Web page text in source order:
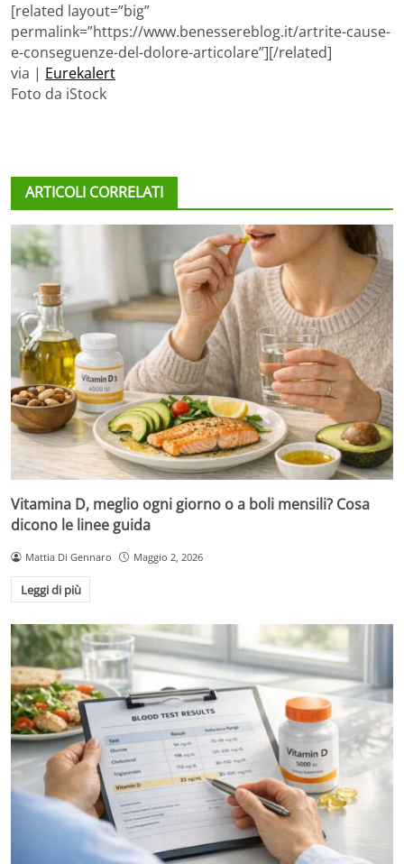
[related layout=”big”
permalink=”https://www.benessereblog.it/artrite-cause-
e-conseguenze-del-dolore-articolare”][/related]
via | Eurekalert
Foto da iStock
ARTICOLI CORRELATI
Vitamina D, meglio ogni giorno o a boli mensili? Cosa
dicono le linee guida
Mattia Di Gennaro Maggio 2, 2026
Leggi di più